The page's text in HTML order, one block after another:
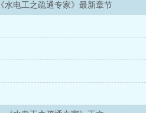
《水电工之疏通专家》最新章节